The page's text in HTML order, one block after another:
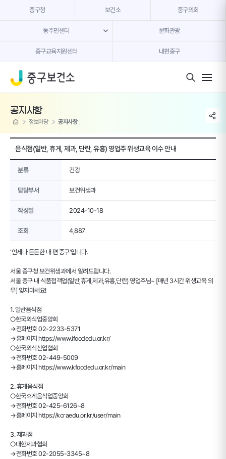
중구청 보건소 중구의회
동주민센터 문화관광
중구교육지원센터 내편중구
공지사항
home 정보마당 공지사항
share
음식점(일반, 휴게, 제과, 단란, 유흥) 영업주 위생교육 이수 안내
분류 건강
담당부서 보건위생과
작성일 2024-10-18
조회 4,887
'언제나 든든한 내 편 중구'입니다.
서울 중구청 보건위생과에서 알려드립니다.
서울 중구 내 식품접객업(일반,휴게,제과,유흥,단란) 영업주님~ [매년 3시간 위생교육 의
무] 잊지마세요!
1. 일반음식점
○한국외식업중앙회
→전화번호 02-2233-5371
→홈페이지 https://www.ifoodedu.or.kr/
○한국외식산업협회
→전화번호 02-449-5009
→홈페이지 https://www.kfoodedu.or.kr/main
2. 휴게음식점
○한국휴게음식업중앙회
→전화번호 02-425-6126~8
→홈페이지 https://kcraedu.or.kr/user/main
3. 제과점
○대한제과협회
→전화번호 02-2055-3345~8